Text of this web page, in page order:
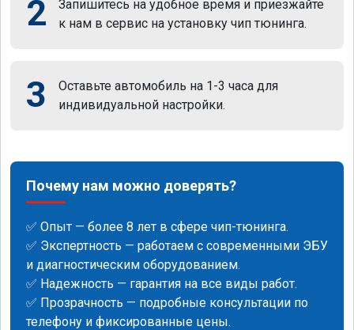
2
Запишитесь на удобное время и приезжайте
к нам в сервис на установку чип тюнинга.
3
Оставьте автомобиль на 1-3 часа для
индивидуальной настройки.
Почему нам можно доверять?
✅ Опыт — более 8 лет в сфере чип-тюнинга.
✅ Экспертность — работаем с современными ЭБУ
и диагностическим оборудованием.
✅ Надежность — гарантия на все виды работ.
✅ Прозрачность — подробные консультации по
телефону и фиксированные цены.